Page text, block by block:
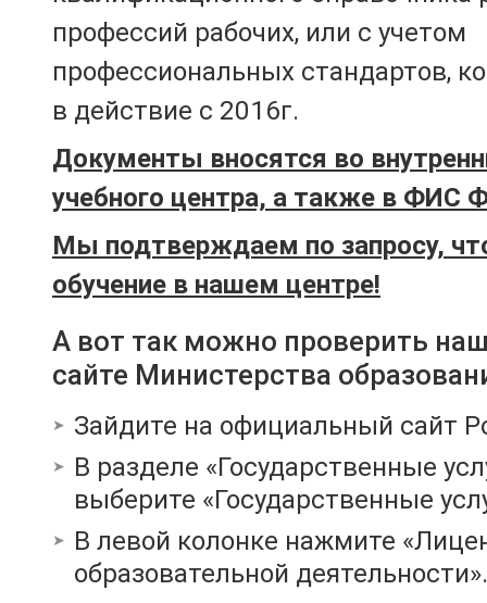
профессий рабочих, или с учетом
профессиональных стандартов,
в действие с 2016г.
Документы вносятся во
учебного центра, а также в ФИС
Мы подтверждаем по запросу,
обучение в нашем центре!
А вот так можно проверить
сайте Министерства
Зайдите на официальный сайт
В разделе «Государственные
выберите «Государственные
В левой колонке нажмите
образовательной деятельности».